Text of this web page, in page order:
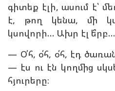
գիտեք էլի, ասում է՝
է, թող կենա, մի
կսովորի… Ախր էլ
— Օ՛հ, օ՛հ, օ՛հ, էդ
— էս ու էն կողմից
հյուրերը։